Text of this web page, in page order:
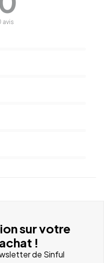
avis
sur votre
!
de Sinful